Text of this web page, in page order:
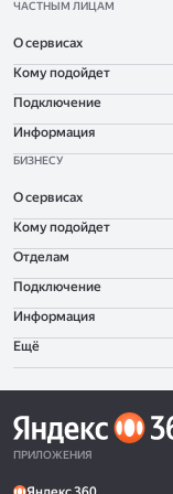
на Диске для
этого нажмите
перейдите в
ЧАСТНЫМ ЛИЦАМ
О сервисах
Кому подойдет
Подключение
Информация
БИЗНЕСУ
О сервисах
Кому подойдет
Отделам
Подключение
Информация
Ещё
ПРИЛОЖЕНИЯ